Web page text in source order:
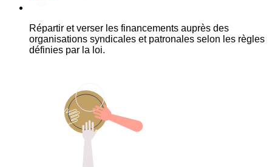
Répartir et verser les financements auprès des
organisations syndicales et patronales selon les règles
définies par la loi.